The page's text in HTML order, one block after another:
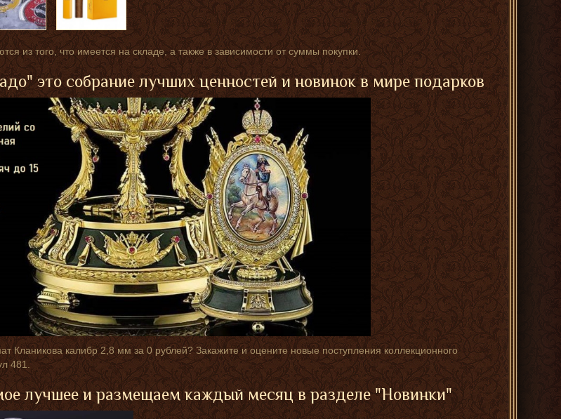
из того, что имеется на складе, а также в зависимости от суммы покупки.
это собрание лучших ценностей и новинок в мире подарков
Кланикова калибр 2,8 мм за 0 рублей? Закажите и оцените новые поступления коллекционного
481.
лучшее и размещаем каждый месяц в разделе "Новинки"